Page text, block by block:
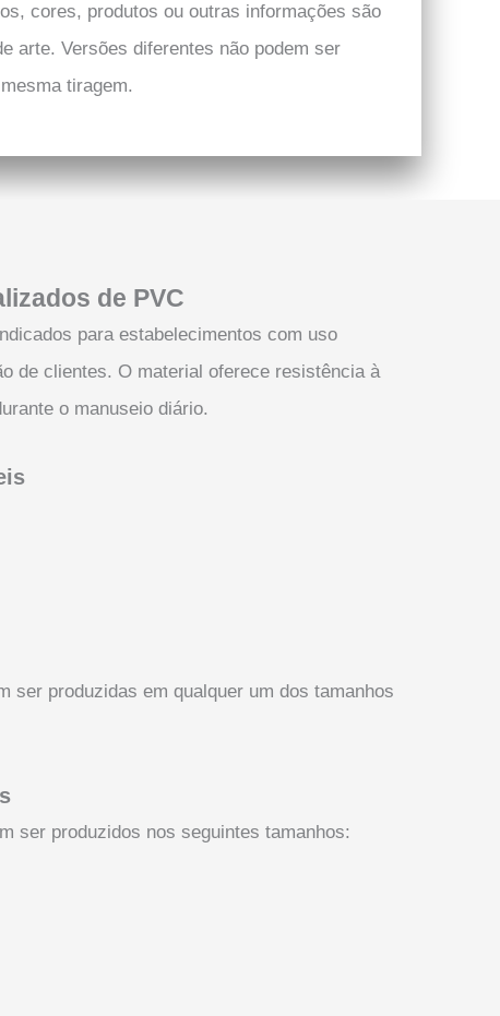
cores, produtos ou outras informações são
arte. Versões diferentes não podem ser
tiragem.
de PVC
para estabelecimentos com uso
de clientes. O material oferece resistência à
o manuseio diário.
ser produzidas em qualquer um dos tamanhos
ser produzidos nos seguintes tamanhos: